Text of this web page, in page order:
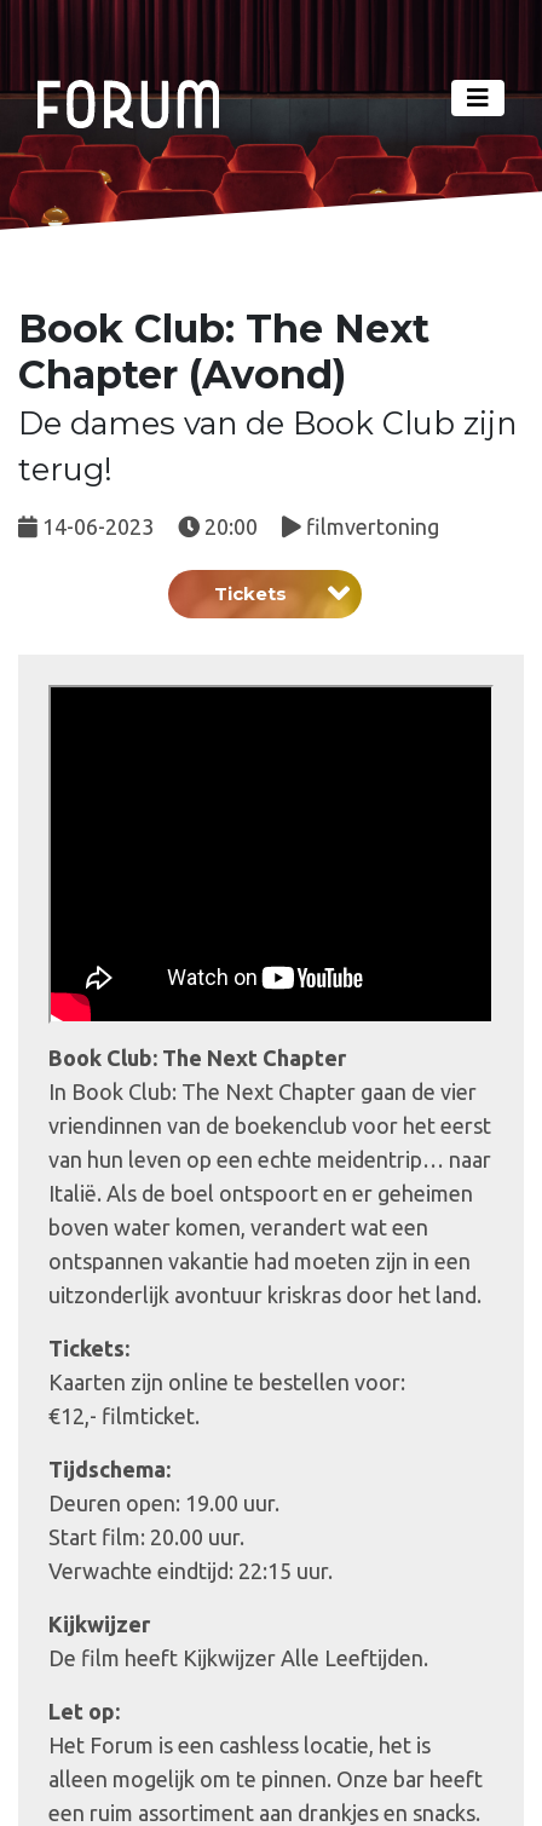
Book Club: The Next
Chapter (Avond)
De dames van de Book Club zijn
terug!
14-06-2023 20:00 filmvertoning
Tickets
Book Club: The Next Chapter
In Book Club: The Next Chapter gaan de vier
vriendinnen van de boekenclub voor het eerst
van hun leven op een echte meidentrip… naar
Italië. Als de boel ontspoort en er geheimen
boven water komen, verandert wat een
ontspannen vakantie had moeten zijn in een
uitzonderlijk avontuur kriskras door het land.
Tickets:
Kaarten zijn online te bestellen voor:
€12,- filmticket.
Tijdschema:
Deuren open: 19.00 uur.
Start film: 20.00 uur.
Verwachte eindtijd: 22:15 uur.
Kijkwijzer
De film heeft Kijkwijzer Alle Leeftijden.
Let op:
Het Forum is een cashless locatie, het is
alleen mogelijk om te pinnen. Onze bar heeft
een ruim assortiment aan drankjes en snacks.